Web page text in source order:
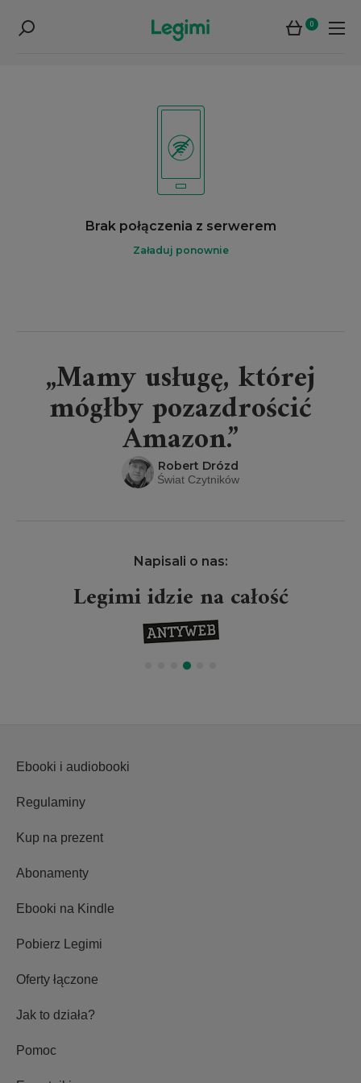
0
Brak połączenia z serwerem
Załaduj ponownie
„Mamy usługę, której
mógłby pozazdrościć
Amazon.”
Robert Drózd
Świat Czytników
Napisali o nas:
Legimi idzie na całość
Ebooki i audiobooki
Regulaminy
Kup na prezent
Abonamenty
Ebooki na Kindle
Pobierz Legimi
Oferty łączone
Jak to działa?
Pomoc